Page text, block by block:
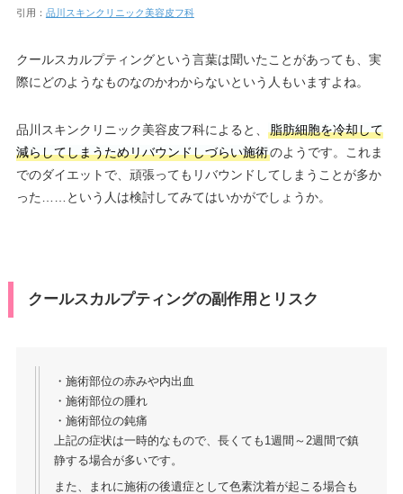
引用： 品川スキンクリニック美容皮フ科
クールスカルプティングという言葉は聞いたことがあっても、実
際にどのようなものなのかわからないという人もいますよね。
品川スキンクリニック美容皮フ科によると、
脂肪細胞を冷却して
減らしてしまうためリバウンドしづらい施術のようです。これま
でのダイエットで、頑張ってもリバウンドしてしまうことが多か
った……という人は検討してみてはいかがでしょうか。
クールスカルプティングの副作用とリスク
・施術部位の赤みや内出血
・施術部位の腫れ
・施術部位の鈍痛
上記の症状は一時的なもので、長くても1週間～2週間で鎮
静する場合が多いです。
また、まれに施術の後遺症として色素沈着が起こる場合も